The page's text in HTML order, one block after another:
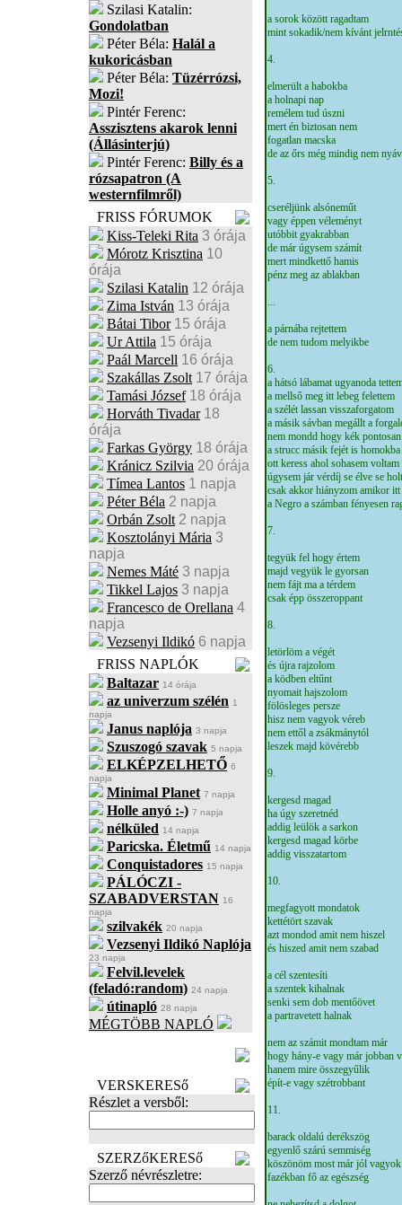
Szilasi Katalin:
Gondolatban
Péter Béla: Halál a
kukoricásban
Péter Béla: Tüzérrózsi,
Mozi!
Pintér Ferenc:
Asszisztens akarok lenni
(Állásinterjú)
Pintér Ferenc: Billy és a
rózsapatron (A
westernfilmről)
FRISS FÓRUMOK
Kiss-Teleki Rita 3 órája
Mórotz Krisztina 10
órája
Szilasi Katalin 12 órája
Zima István 13 órája
Bátai Tibor 15 órája
Ur Attila 15 órája
Paál Marcell 16 órája
Szakállas Zsolt 17 órája
Tamási József 18 órája
Horváth Tivadar 18
órája
Farkas György 18 órája
Kránicz Szilvia 20 órája
Tímea Lantos 1 napja
Péter Béla 2 napja
Orbán Zsolt 2 napja
Kosztolányi Mária 3
napja
Nemes Máté 3 napja
Tikkel Lajos 3 napja
Francesco de Orellana 4
napja
Vezsenyi Ildikó 6 napja
FRISS NAPLÓK
Baltazar 14 órája
az univerzum szélén 1
napja
Janus naplója 3 napja
Szuszogó szavak 5 napja
ELKÉPZELHETŐ 6
napja
Minimal Planet 7 napja
Holle anyó :-) 7 napja
nélküled 14 napja
Paricska. Életmű 14 napja
Conquistadores 15 napja
PÁLÓCZI -
SZABADVERSTAN 16
napja
szilvakék 20 napja
Vezsenyi Ildikó Naplója
23 napja
Felvil.levelek
(feladó:random) 24 napja
útinapló 28 napja
MÉGTÖBB NAPLÓ
VERSKERESő
Részlet a versből:
SZERZőKERESő
Szerző névrészletre:
a sorok között ragadtam
mint sokadik/nem kívánt
4.
elmerült a habokba
a holnapi nap
remélem tud úszni
mert én biztosan nem
fogatlan macska
de az őrs még mindig nem
5.
cseréljünk alsóneműt
vagy éppen véleményt
utóbbit gyakrabban
de már úgysem számít
mert mindkettő hamis
pénz meg az ablakban
...
a párnába rejtettem
de nem tudom melyikbe
6.
a hátsó lábamat ugyanoda
a mellső meg itt lebeg felettem
a szélét lassan visszaforgatom
a másik sávban megállt a
nem mondd hogy kék
a strucc másik fejét is
ott keress ahol sohasem voltam
úgysem jár vérdíj se élve se
csak akkor hiányzom amikor
a Negro a számban fényesen
7.
tegyük fel hogy értem
majd vegyük le gyorsan
nem fájt ma a térdem
csak épp összeroppant
8.
letörlöm a végét
és újra rajzolom
a ködben eltűnt
nyomait hajszolom
fölösleges persze
hisz nem vagyok véreb
nem ettől a zsákmánytól
leszek majd kövérebb
9.
kergesd magad
ha úgy szeretnéd
addig leülök a sarkon
kergesd magad körbe
addig visszatartom
10.
megfagyott mondatok
kettétört szavak
azt mondod amit nem hiszel
és hiszed amit nem szabad
a cél szentesíti
a szentek kihalnak
senki sem dob mentőövet
a partravetett halnak
nem az számit mondtam már
hogy hány-e vagy már jobban
hanem mire összegyűlik
épít-e vagy szétrobbant
11.
barack oldalú derékszög
egyenlő szárú semmiség
köszönöm most már jól vagyok
fazékban fő az egészség